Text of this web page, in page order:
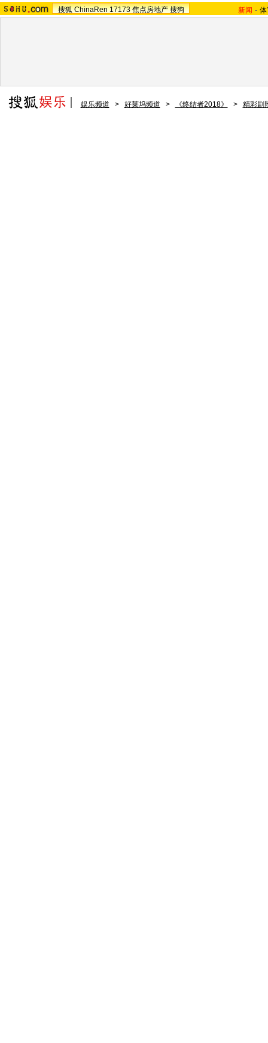
搜狐 ChinaRen 17173 焦点房地产 搜狗 新闻 -
娱乐频道 > 好莱坞频道 > 《终结者2018》 > 精彩剧